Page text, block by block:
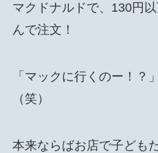
マクドナルドで、130円
んで注文！
「マックに行くのー！？
（笑）
本来ならばお店で子ども